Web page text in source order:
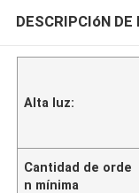
DESCRIPCIóN DE
Alta luz:
Cantidad de orde
n mínima